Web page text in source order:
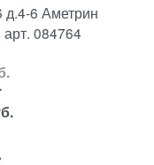
д.4-6 Аметрин
084764